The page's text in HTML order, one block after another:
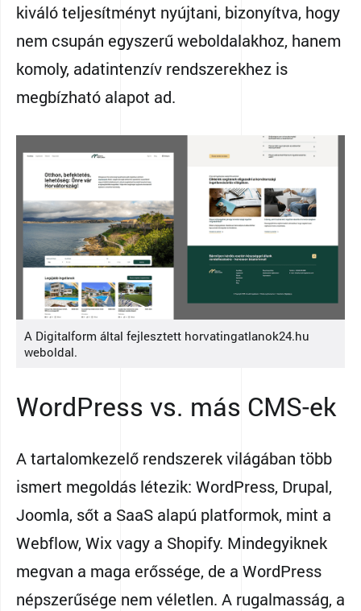
kiváló teljesítményt nyújtani, bizonyítva, hogy
nem csupán egyszerű weboldalakhoz, hanem
komoly, adatintenzív rendszerekhez is
megbízható alapot ad.
A Digitalform által fejlesztett horvatingatlanok24.hu
weboldal.
WordPress vs. más CMS-ek
A tartalomkezelő rendszerek világában több
ismert megoldás létezik: WordPress, Drupal,
Joomla, sőt a SaaS alapú platformok, mint a
Webflow, Wix vagy a Shopify. Mindegyiknek
megvan a maga erőssége, de a WordPress
népszerűsége nem véletlen. A rugalmasság, a